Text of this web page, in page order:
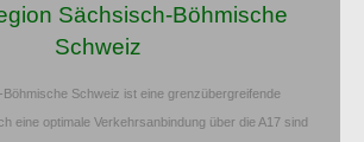
Sächsisch-Böhmische
Schweiz
Böhmische Schweiz ist eine grenzübergreifende
eine optimale Verkehrsanbindung über die A17 sind